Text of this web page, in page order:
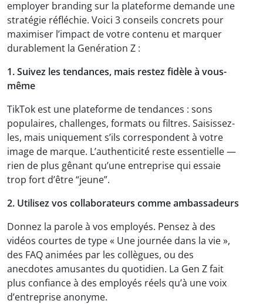
employer branding sur la plateforme demande une
stratégie réfléchie. Voici 3 conseils concrets pour
maximiser l’impact de votre contenu et marquer
durablement la Genération Z :
1. Suivez les tendances, mais restez fidèle à vous-
même
TikTok est une plateforme de tendances : sons
populaires, challenges, formats ou filtres. Saisissez-
les, mais uniquement s’ils correspondent à votre
image de marque. L’authenticité reste essentielle —
rien de plus gênant qu’une entreprise qui essaie
trop fort d’être “jeune”.
2. Utilisez vos collaborateurs comme ambassadeurs
Donnez la parole à vos employés. Pensez à des
vidéos courtes de type « Une journée dans la vie »,
des FAQ animées par les collègues, ou des
anecdotes amusantes du quotidien. La Gen Z fait
plus confiance à des employés réels qu’à une voix
d’entreprise anonyme.